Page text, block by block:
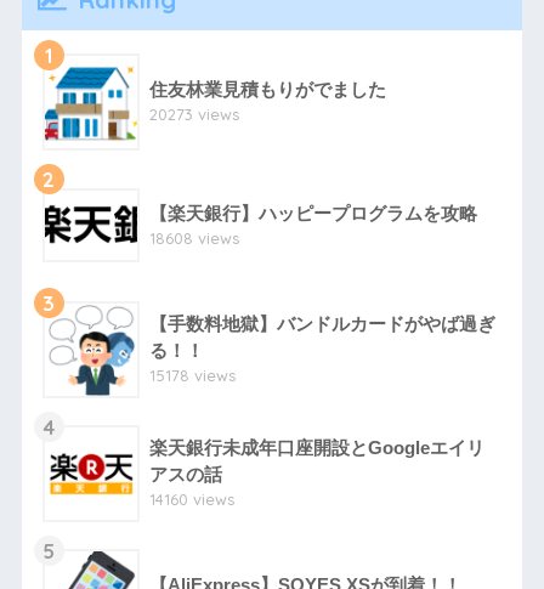
1
住友林業見積もりがでました
20273 views
2
【楽天銀行】ハッピープログラムを攻略
18608 views
3
【手数料地獄】バンドルカードがやば過ぎ
る！！
15178 views
4
楽天銀行未成年口座開設とGoogleエイリ
アスの話
14160 views
5